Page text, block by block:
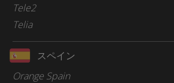
Tele2
Telia
スペイン
Orange Spain